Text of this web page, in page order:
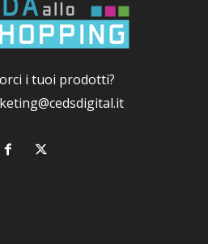
i tuoi prodotti?